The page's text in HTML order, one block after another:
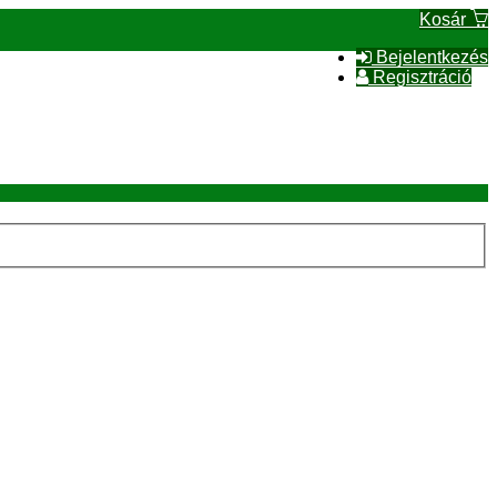
Kosár
Bejelentkezés
Regisztráció